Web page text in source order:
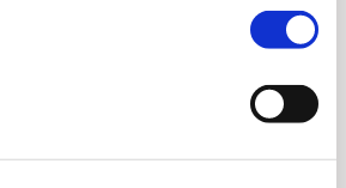
8718913018532